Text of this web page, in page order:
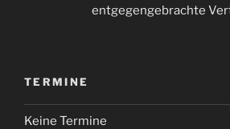
entgegengebrachte
TERMINE
Keine Termine